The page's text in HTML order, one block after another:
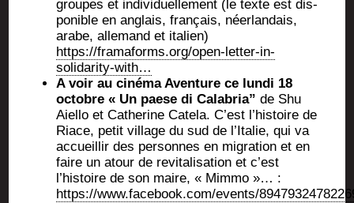
groupes et indi­vi­duel­le­ment (le texte est dis­
po­nible en anglais, fran­çais, néer­lan­dais,
arabe, alle­mand et ita­lien)
https://framaforms.org/open-letter-in-
solidarity-with…
A voir au ciné­ma Aven­ture ce lun­di 18
octobre « Un paese di Cala­bria” de Shu
Aiel­lo et Cathe­rine Cate­la. C’est l’histoire de
Riace, petit vil­lage du sud de l’Italie, qui va
accueillir des per­sonnes en migra­tion et en
faire un atour de revi­ta­li­sa­tion et c’est
l’histoire de son maire, « Mim­mo »… :
https://www.facebook.com/events/